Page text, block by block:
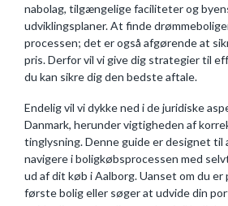
nabolag, tilgængelige faciliteter og
udviklingsplaner. At finde
processen; det er også afgørende at
pris. Derfor vil vi give dig strategier til
du kan sikre dig den bedste aftale.
Endelig vil vi dykke ned i de juridiske
Danmark, herunder vigtigheden af
tinglysning. Denne guide er designet til
navigere i boligkøbsprocessen med
ud af dit køb i Aalborg. Uanset om du er
første bolig eller søger at udvide din